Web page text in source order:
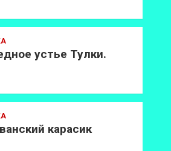
устье Тулки.
карасик